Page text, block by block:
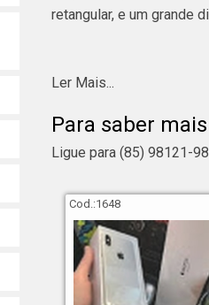
retangular, e um grande
quando se fala de
iphones x;
iphones 11 pro max;
iphones xr 64gb;
macbooks air i5;
assistência técnica de
entre outros.
Ler Mais...
Para saber
Ligue para (85) 98121-
Cod.:1648